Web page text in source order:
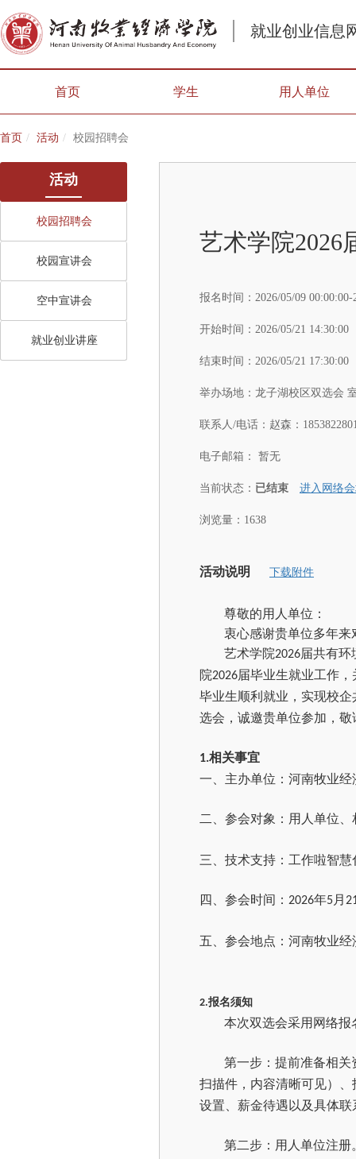
就业创业信息
首页 学生 用人单位
首页 活动 校园招聘会
活动
校园招聘会
校园宣讲会
空中宣讲会
就业创业讲座
艺术学院2026
报名时间： 2026/05/09
开始时间： 2026/05/21 14:30:00
结束时间： 2026/05/21 17:30:00
举办场地： 龙子湖校区双选会
联系人/电话： 赵森：
电子邮箱： 暂无
当前状态： 已结束 进入网络
浏览量：1638
活动说明 下载附件
尊敬的用人单位：
衷心感谢贵单位多年
艺术学院2026届共有环
院2026届毕业生就业工作
毕业生顺利就业，实现校
选会，诚邀贵单位参加，
1.相关事宜
一、主办单位：河南牧业
二、参会对象：用人单位
三、技术支持：工作啦智
四、参会时间： 2026年5月 2
五、参会地点：河南牧业
2.报名须知
本次双选会采用网络
第一步：提前准备相关
扫描件，内容清晰可见）
设置、薪金待遇以及具体
第二步：用人单位注